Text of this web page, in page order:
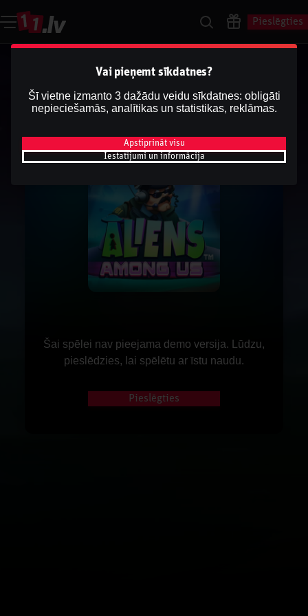
Pieslēgties
Šai spēlei nav pieejama demo versija. Lūdzu,
pieslēdzies, lai spēlētu ar īstu naudu.
Pieslēgties
Vai pieņemt sīkdatnes?
Šī vietne izmanto 3 dažādu veidu sīkdatnes: obligāti
nepieciešamās, analītikas un statistikas, reklāmas.
Apstiprināt visu
Iestatījumi un informācija